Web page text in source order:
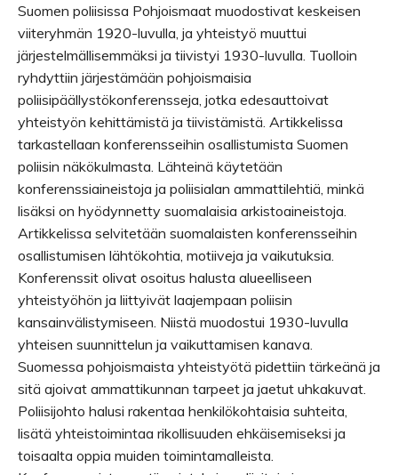
Suomen poliisissa Pohjoismaat muodostivat keskeisen
viiteryhmän 1920-luvulla, ja yhteistyö muuttui
järjestelmällisemmäksi ja tiivistyi 1930-luvulla. Tuolloin
ryhdyttiin järjestämään pohjoismaisia
poliisipäällystökonferensseja, jotka edesauttoivat
yhteistyön kehittämistä ja tiivistämistä. Artikkelissa
tarkastellaan konferensseihin osallistumista Suomen
poliisin näkökulmasta. Lähteinä käytetään
konferenssiaineistoja ja poliisialan ammattilehtiä, minkä
lisäksi on hyödynnetty suomalaisia arkistoaineistoja.
Artikkelissa selvitetään suomalaisten konferensseihin
osallistumisen lähtökohtia, motiiveja ja vaikutuksia.
Konferenssit olivat osoitus halusta alueelliseen
yhteistyöhön ja liittyivät laajempaan poliisin
kansainvälistymiseen. Niistä muodostui 1930-luvulla
yhteisen suunnittelun ja vaikuttamisen kanava.
Suomessa pohjoismaista yhteistyötä pidettiin tärkeänä ja
sitä ajoivat ammattikunnan tarpeet ja jaetut uhkakuvat.
Poliisijohto halusi rakentaa henkilökohtaisia suhteita,
lisätä yhteistoimintaa rikollisuuden ehkäisemiseksi ja
toisaalta oppia muiden toimintamalleista.